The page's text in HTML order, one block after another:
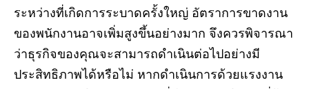
ระหว่างที่เกิดการระบาดครั้งใหญ่ อัตราการขาดงาน
ของพนักงานอาจเพิ่มสูงขึ้นอย่างมาก จึงควรพิจารณา
ว่าธุรกิจของคุณจะสามารถดำเนินต่อไปอย่างมี
ประสิทธิภาพได้หรือไม่ หากดำเนินการด้วยแรงงาน